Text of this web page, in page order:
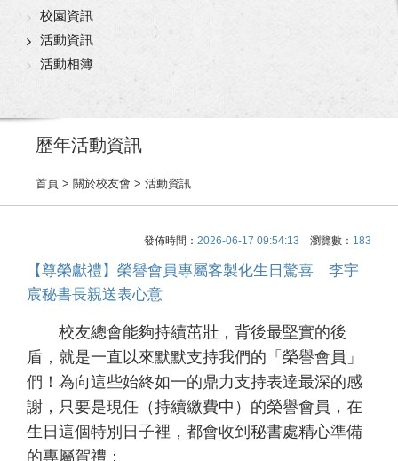
校園資訊
活動資訊
活動相簿
歷年活動資訊
首頁 > 關於校友會 > 活動資訊
發佈時間： 2026-06-17 09:54:13 瀏覽數： 183
【尊榮獻禮】榮譽會員專屬客製化生日驚喜 李宇
宸秘書長親送表心意
校友總會能夠持續茁壯，背後最堅實的後
盾，就是一直以來默默支持我們的「榮譽會員」
們！為向這些始終如一的鼎力支持表達最深的感
謝，只要是現任（持續繳費中）的榮譽會員，在
生日這個特別日子裡，都會收到秘書處精心準備
的專屬賀禮：